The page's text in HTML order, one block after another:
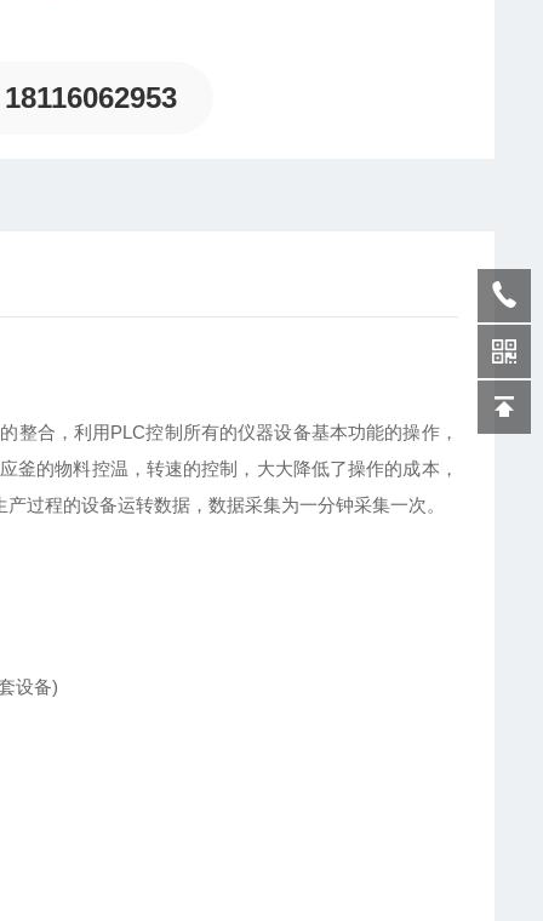
18116062953
整合，利用PLC控制所有的仪器设备基本功能的操作，
釜的物料控温，转速的控制， 大大降低了操作的成本，
产过程的设备运转数据，数据采集为一分钟采集一次。
设备)